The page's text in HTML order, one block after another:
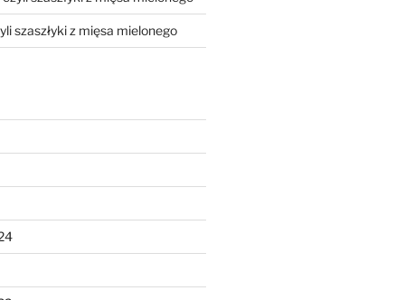
szaszłyki z mięsa mielonego